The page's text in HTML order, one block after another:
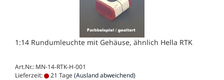
1:14 Rundumleuchte mit Gehäuse, ähnlich Hella RTK
Art.Nr.: MN-14-RTK-H-001
Lieferzeit:
21 Tage(Ausland abweichend)